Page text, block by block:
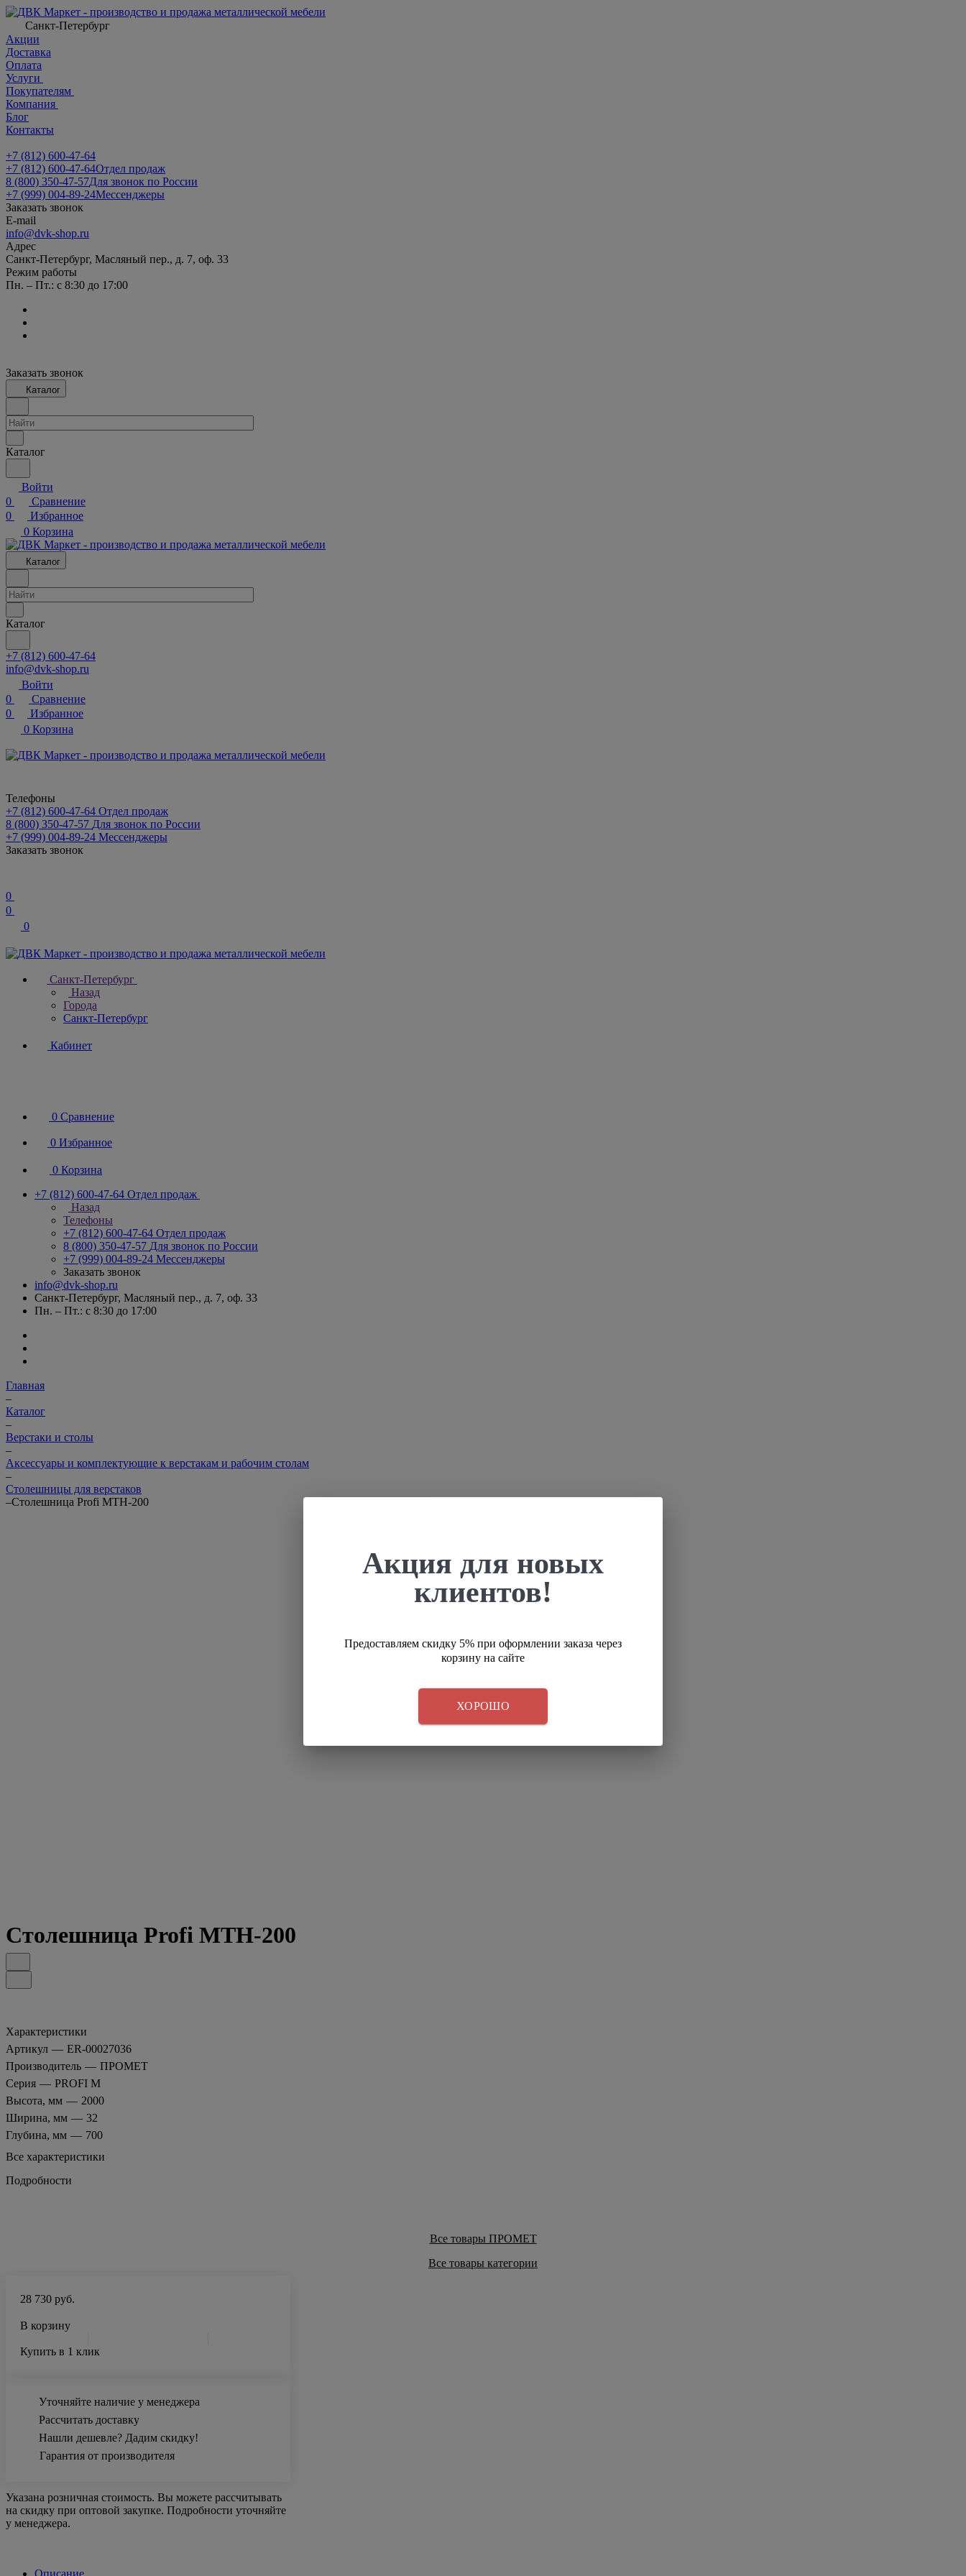
Санкт-Петербург
Акции
Доставка
Оплата
Услуги
Покупателям
Компания
Блог
Контакты
+7 (812) 600-47-64
+7 (812) 600-47-64Отдел продаж
8 (800) 350-47-57Для звонок по России
+7 (999) 004-89-24Мессенджеры
Заказать звонок
E-mail
info@dvk-shop.ru
Адрес
Санкт-Петербург, Масляный пер., д. 7, оф. 33
Режим работы
Пн. – Пт.: с 8:30 до 17:00
Заказать звонок
Каталог
Каталог
Войти
0
Сравнение
0
Избранное
0 Корзина
Каталог
Каталог
+7 (812) 600-47-64
info@dvk-shop.ru
Войти
0
Сравнение
0
Избранное
0 Корзина
Телефоны
+7 (812) 600-47-64 Отдел продаж
8 (800) 350-47-57 Для звонок по России
+7 (999) 004-89-24 Мессенджеры
Заказать звонок
0
0
0
Санкт-Петербург
Назад
Города
Санкт-Петербург
Кабинет
0 Сравнение
0 Избранное
0 Корзина
+7 (812) 600-47-64 Отдел продаж
Назад
Телефоны
+7 (812) 600-47-64 Отдел продаж
8 (800) 350-47-57 Для звонок по России
+7 (999) 004-89-24 Мессенджеры
Заказать звонок
info@dvk-shop.ru
Санкт-Петербург, Масляный пер., д. 7, оф. 33
Пн. – Пт.: с 8:30 до 17:00
Главная
–
Каталог
–
Верстаки и столы
–
Аксессуары и комплектующие к верстакам и рабочим столам
–
Столешницы для верстаков
–Столешница Profi MTH-200
Столешница Profi MTH-200
Характеристики
Артикул — ER-00027036
Производитель — ПРОМЕТ
Серия — PROFI M
Высота, мм — 2000
Ширина, мм — 32
Глубина, мм — 700
Все характеристики
Подробности
Все товары ПРОМЕТ
Все товары категории
28 730 руб.
В корзину
Купить в 1 клик
Уточняйте наличие у менеджера
Рассчитать доставку
Нашли дешевле? Дадим скидку!
Гарантия от производителя
Указана розничная стоимость. Вы можете рассчитывать
на скидку при оптовой закупке. Подробности уточняйте
у менеджера.
Описание
Акция для новых
клиентов!
Предоставляем скидку 5% при оформлении заказа через
корзину на сайте
ХОРОШО